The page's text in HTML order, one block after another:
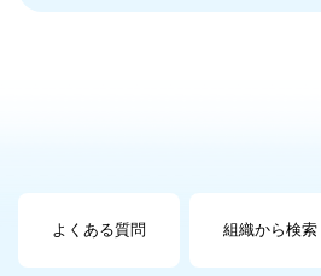
よくある質問 組織から検索